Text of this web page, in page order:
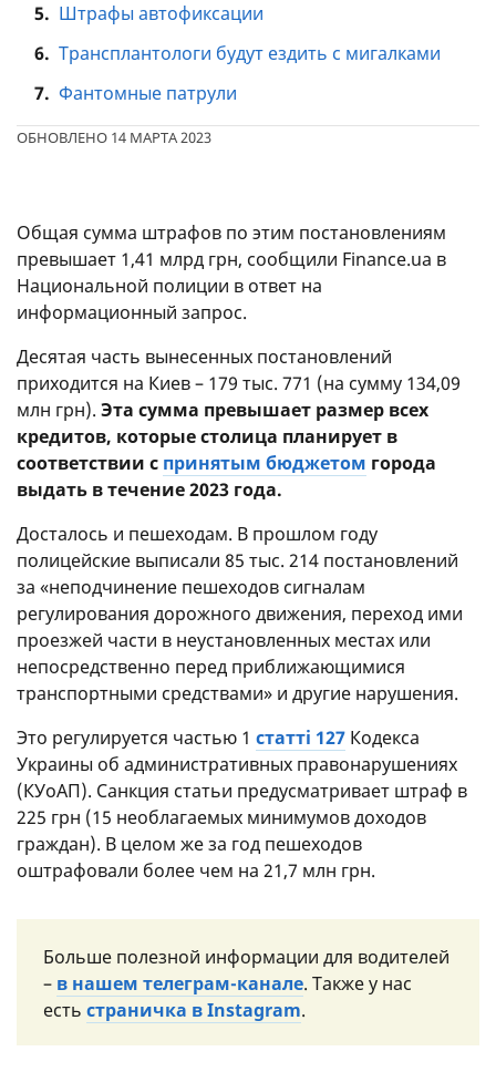
5. Штрафы автофиксации
6. Трансплантологи будут ездить с мигалками
7. Фантомные патрули
ОБНОВЛЕНО 14 МАРТА 2023
Общая сумма штрафов по этим постановлениям
превышает 1,41 млрд грн, сообщили Finance.ua в
Национальной полиции в ответ на
информационный запрос.
Десятая часть вынесенных постановлений
приходится на Киев – 179 тыс. 771 (на сумму 134,09
млн грн). Эта сумма превышает размер всех
кредитов, которые столица планирует в
соответствии с принятым бюджетом города
выдать в течение 2023 года.
Досталось и пешеходам. В прошлом году
полицейские выписали 85 тыс. 214 постановлений
за «неподчинение пешеходов сигналам
регулирования дорожного движения, переход ими
проезжей части в неустановленных местах или
непосредственно перед приближающимися
транспортными средствами» и другие нарушения.
Это регулируется частью 1 статті 127 Кодекса
Украины об административных правонарушениях
(КУоАП). Санкция статьи предусматривает штраф в
225 грн (15 необлагаемых минимумов доходов
граждан). В целом же за год пешеходов
оштрафовали более чем на 21,7 млн грн.
Больше полезной информации для водителей
– в нашем телеграм-канале. Также у нас
есть страничка в Instagram.